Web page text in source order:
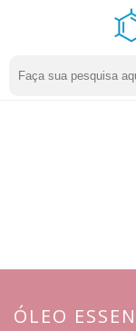
ÓLEO